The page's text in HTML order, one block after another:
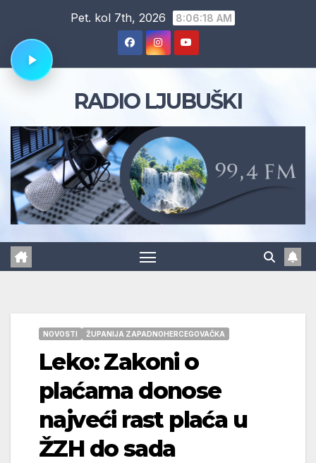
content
Pet. kol 7th, 2026 8:06:19 AM
RADIO LJUBUŠKI
NOVOSTI ŽUPANIJA ZAPADNOHERCEGOVAČKA
Leko: Zakoni o
plaćama donose
najveći rast plaća u
ŽZH do sada